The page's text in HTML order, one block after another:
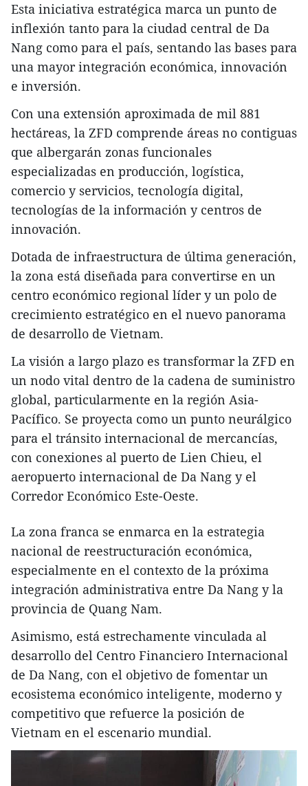
Esta iniciativa estratégica marca un punto de
inflexión tanto para la ciudad central de Da
Nang como para el país, sentando las bases para
una mayor integración económica, innovación
e inversión.
Con una extensión aproximada de mil 881
hectáreas, la ZFD comprende áreas no contiguas
que albergarán zonas funcionales
especializadas en producción, logística,
comercio y servicios, tecnología digital,
tecnologías de la información y centros de
innovación.
Dotada de infraestructura de última generación,
la zona está diseñada para convertirse en un
centro económico regional líder y un polo de
crecimiento estratégico en el nuevo panorama
de desarrollo de Vietnam.
La visión a largo plazo es transformar la ZFD en
un nodo vital dentro de la cadena de suministro
global, particularmente en la región Asia-
Pacífico. Se proyecta como un punto neurálgico
para el tránsito internacional de mercancías,
con conexiones al puerto de Lien Chieu, el
aeropuerto internacional de Da Nang y el
Corredor Económico Este-Oeste.
La zona franca se enmarca en la estrategia
nacional de reestructuración económica,
especialmente en el contexto de la próxima
integración administrativa entre Da Nang y la
provincia de Quang Nam.
Asimismo, está estrechamente vinculada al
desarrollo del Centro Financiero Internacional
de Da Nang, con el objetivo de fomentar un
ecosistema económico inteligente, moderno y
competitivo que refuerce la posición de
Vietnam en el escenario mundial.